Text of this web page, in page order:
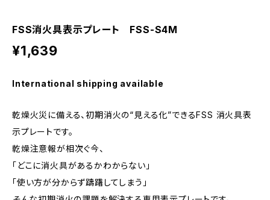
FSS消火具表示プレート FSS-S4M
¥1,639
International shipping available
乾燥火災に備える、初期消火の“見える化”できるFSS 消火具表
示プレートです。
乾燥注意報が相次ぐ今、
「どこに消火具があるかわからない」
「使い方が分からず躊躇してしまう」